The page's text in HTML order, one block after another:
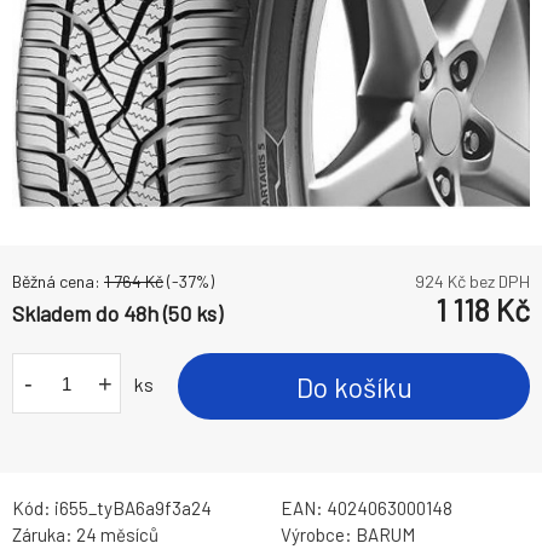
Běžná cena: 1 764Kč(-37%) 924 Kč bez DPH
Skladem do 48h (50 ks) 1 118 Kč
- + ks Do košíku
Kód: i655_tyBA6a9f3a24 EAN: 4024063000148
Záruka: 24 měsíců Výrobce: BARUM